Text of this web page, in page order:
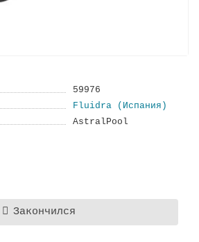
59976
Fluidra (Испания)
AstralPool
Закончился